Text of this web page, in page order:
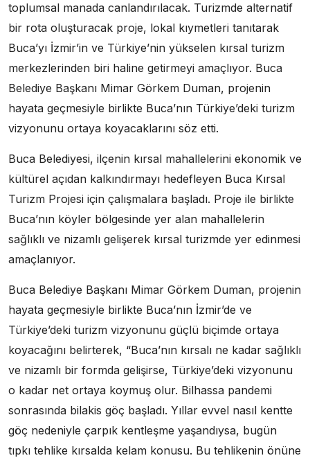
toplumsal manada canlandırılacak. Turizmde alternatif
bir rota oluşturacak proje, lokal kıymetleri tanıtarak
Buca’yı İzmir’in ve Türkiye’nin yükselen kırsal turizm
merkezlerinden biri haline getirmeyi amaçlıyor. Buca
Belediye Başkanı Mimar Görkem Duman, projenin
hayata geçmesiyle birlikte Buca’nın Türkiye’deki turizm
vizyonunu ortaya koyacaklarını söz etti.
Buca Belediyesi, ilçenin kırsal mahallelerini ekonomik ve
kültürel açıdan kalkındırmayı hedefleyen Buca Kırsal
Turizm Projesi için çalışmalara başladı. Proje ile birlikte
Buca’nın köyler bölgesinde yer alan mahallelerin
sağlıklı ve nizamlı gelişerek kırsal turizmde yer edinmesi
amaçlanıyor.
Buca Belediye Başkanı Mimar Görkem Duman, projenin
hayata geçmesiyle birlikte Buca’nın İzmir’de ve
Türkiye’deki turizm vizyonunu güçlü biçimde ortaya
koyacağını belirterek, “Buca’nın kırsalı ne kadar sağlıklı
ve nizamlı bir formda gelişirse, Türkiye’deki vizyonunu
o kadar net ortaya koymuş olur. Bilhassa pandemi
sonrasında bilakis göç başladı. Yıllar evvel nasıl kentte
göç nedeniyle çarpık kentleşme yaşandıysa, bugün
tıpkı tehlike kırsalda kelam konusu. Bu tehlikenin önüne